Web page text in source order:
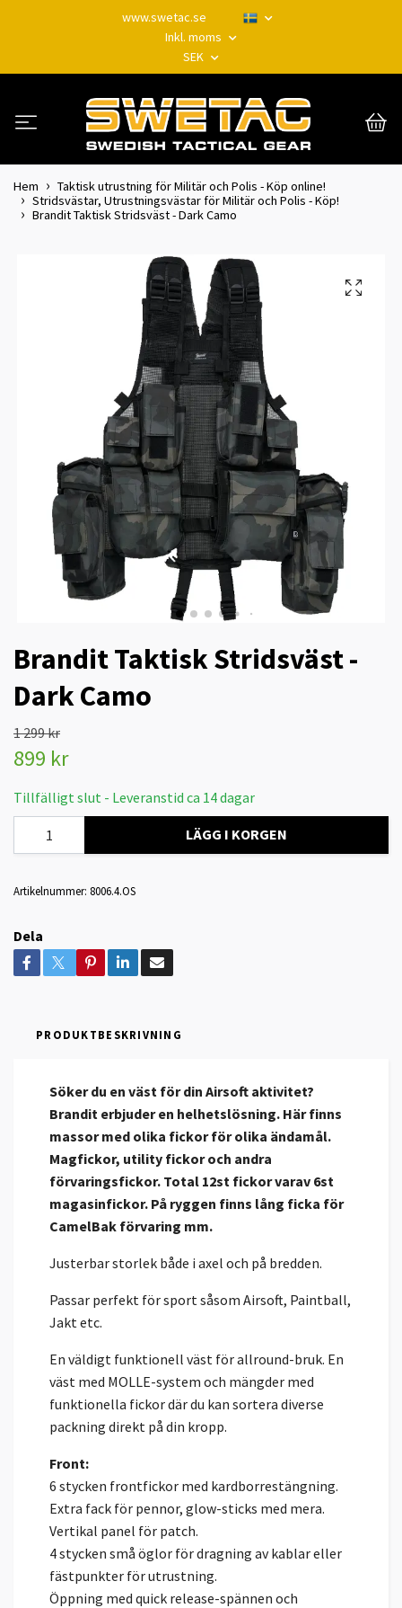
www.swetac.se
Inkl. moms
SEK
Hem
Taktisk utrustning för Militär och Polis - Köp online!
Stridsvästar, Utrustningsvästar för Militär och Polis - Köp!
Brandit Taktisk Stridsväst - Dark Camo
Brandit Taktisk Stridsväst -
Dark Camo
1 299 kr
899 kr
Tillfälligt slut - Leveranstid ca 14 dagar
LÄGG I KORGEN
Artikelnummer: 8006.4.OS
Dela
PRODUKTBESKRIVNING
Söker du en väst för din Airsoft aktivitet?
Brandit erbjuder en helhetslösning. Här finns
massor med olika fickor för olika ändamål.
Magfickor, utility fickor och andra
förvaringsfickor. Total 12st fickor varav 6st
magasinfickor. På ryggen finns lång ficka för
CamelBak förvaring mm.
Justerbar storlek både i axel och på bredden.
Passar perfekt för sport såsom Airsoft, Paintball,
Jakt etc.
En väldigt funktionell väst för allround-bruk. En
väst med MOLLE-system och mängder med
funktionella fickor där du kan sortera diverse
packning direkt på din kropp.
Front:
6 stycken frontfickor med kardborrestängning.
Extra fack för pennor, glow-sticks med mera.
Vertikal panel för patch.
4 stycken små öglor för dragning av kablar eller
fästpunkter för utrustning.
Öppning med quick release-spännen och